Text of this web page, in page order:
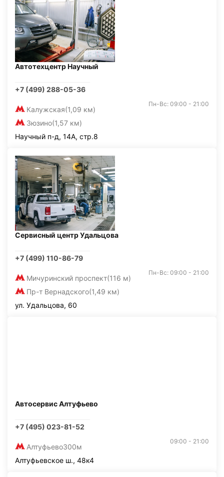
Автотехцентр Научный
+7 (499) 288-05-36
Калужская(1,09 км)
Зюзино(1,57 км)
Пн-Вс: 09:00 - 21:00
Научный п-д, 14А, стр.8
Сервисный центр Удальцова
+7 (499) 110-86-79
Мичуринский проспект(116 м)
Пр-т Вернадского(1,49 км)
Пн-Вс: 09:00 - 21:00
ул. Удальцова, 60
Автосервис Алтуфьево
+7 (495) 023-81-52
Алтуфьево300м
09:00 - 21:00
Алтуфьевское ш., 48к4